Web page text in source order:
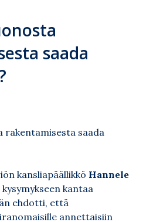
saada
kansliapäällikkö Hannele
kantaa
ehdotti, että
annettaisiin